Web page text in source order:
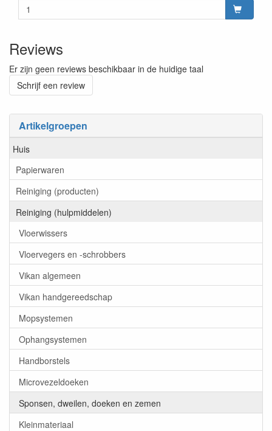
Artikelgroepen
Huis
Papierwaren
Reiniging (producten)
Reiniging (hulpmiddelen)
Vloerwissers
Vloervegers en -schrobbers
Vikan algemeen
Vikan handgereedschap
Mopsystemen
Ophangsystemen
Handborstels
Microvezeldoeken
Sponsen, dweilen, doeken en zemen
Kleinmateriaal
Reviews
Er zijn geen reviews beschikbaar in de huidige taal
Schrijf een review